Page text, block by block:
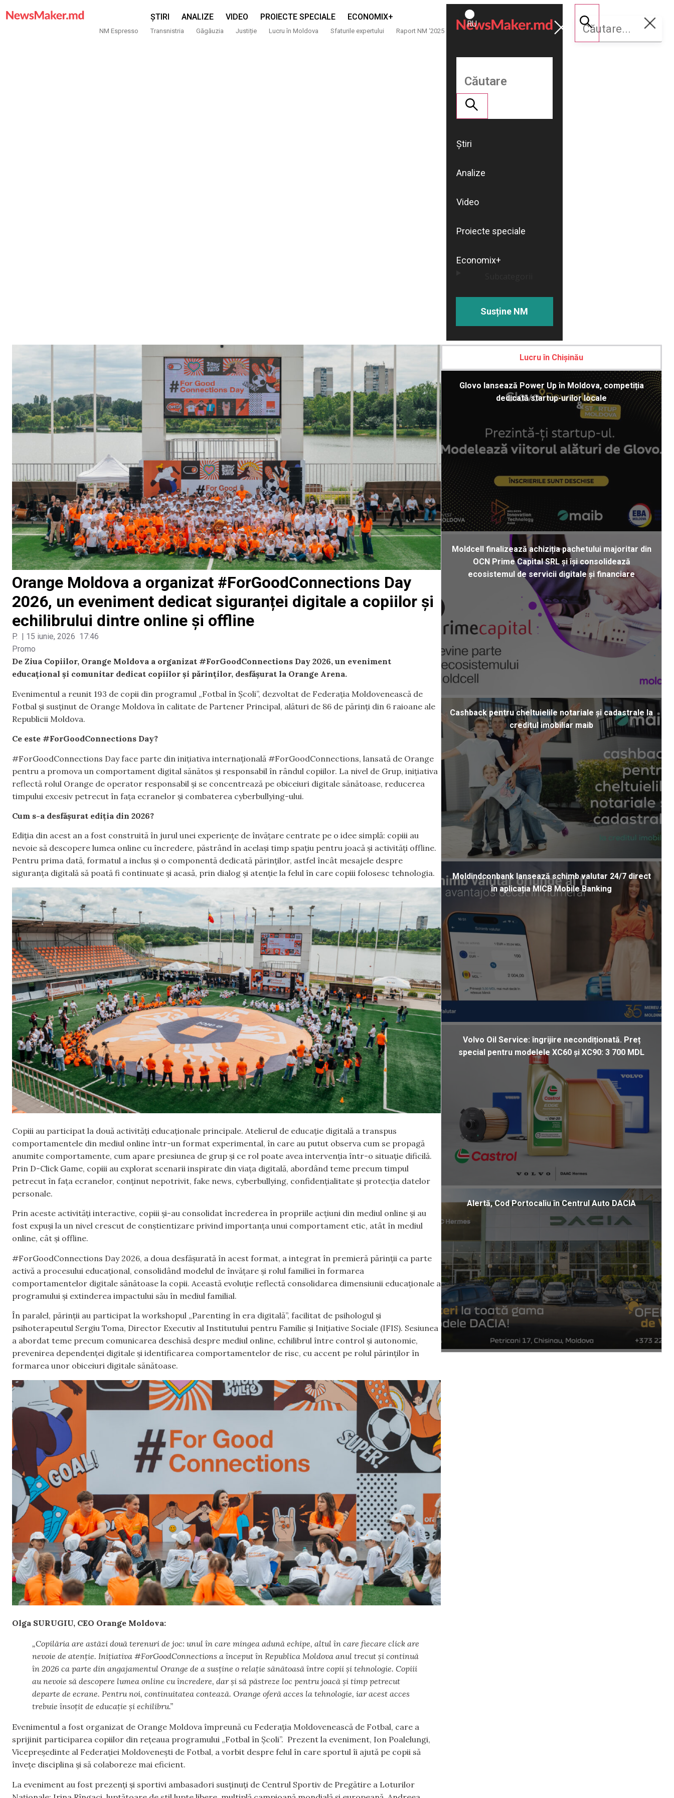
ȘTIRI ANALIZE VIDEO PROIECTE SPECIALE ECONOMIX+
NM Espresso Transnistria Găgăuzia Justiție Lucru în Moldova Sfaturile expertului Raport NM ‘2025
ROMÂNĂ
RU
Susține
NM
Știri
Analize
Video
Proiecte speciale
Economix+
Susține NM
Orange Moldova a organizat #ForGoodConnections Day
2026, un eveniment dedicat siguranței digitale a copiilor și
echilibrului dintre online și offline
P. 15 iunie, 2026 17:46
Promo
De Ziua Copiilor, Orange Moldova a organizat #ForGoodConnections Day 2026, un eveniment
educațional și comunitar dedicat copiilor și părinților, desfășurat la Orange Arena.
Evenimentul a reunit 193 de copii din programul „Fotbal în Școli”, dezvoltat de Federația Moldovenească de
Fotbal și susținut de Orange Moldova în calitate de Partener Principal, alături de 86 de părinți din 6 raioane ale
Republicii Moldova.
Ce este #ForGoodConnections Day?
#ForGoodConnections Day face parte din inițiativa internațională #ForGoodConnections, lansată de Orange
pentru a promova un comportament digital sănătos și responsabil în rândul copiilor. La nivel de Grup, inițiativa
reflectă rolul Orange de operator responsabil și se concentrează pe obiceiuri digitale sănătoase, reducerea
timpului excesiv petrecut în fața ecranelor și combaterea cyberbullying-ului.
Cum s-a desfășurat ediția din 2026?
Ediția din acest an a fost construită în jurul unei experiențe de învățare centrate pe o idee simplă: copiii au
nevoie să descopere lumea online cu încredere, păstrând în același timp spațiu pentru joacă și activități offline.
Pentru prima dată, formatul a inclus și o componentă dedicată părinților, astfel încât mesajele despre
siguranța digitală să poată fi continuate și acasă, prin dialog și atenție la felul în care copiii folosesc tehnologia.
Copiii au participat la două activități educaționale principale. Atelierul de educație digitală a transpus
comportamentele din mediul online într-un format experimental, în care au putut observa cum se propagă
anumite comportamente, cum apare presiunea de grup și ce rol poate avea intervenția într-o situație dificilă.
Prin D-Click Game, copiii au explorat scenarii inspirate din viața digitală, abordând teme precum timpul
petrecut în fața ecranelor, conținut nepotrivit, fake news, cyberbullying, confidențialitate și protecția datelor
personale.
Prin aceste activități interactive, copiii și-au consolidat încrederea în propriile acțiuni din mediul online și au
fost expuși la un nivel crescut de conștientizare privind importanța unui comportament etic, atât în mediul
online, cât și offline.
#ForGoodConnections Day 2026, a doua desfășurată în acest format, a integrat în premieră părinții ca parte
activă a procesului educațional, consolidând modelul de învățare și rolul familiei în formarea
comportamentelor digitale sănătoase la copii. Această evoluție reflectă consolidarea dimensiunii educaționale a
programului și extinderea impactului său în mediul familial.
În paralel, părinții au participat la workshopul „Parenting în era digitală”, facilitat de psihologul și
psihoterapeutul Sergiu Toma, Director Executiv al Institutului pentru Familie și Inițiative Sociale (IFIS). Sesiunea
a abordat teme precum comunicarea deschisă despre mediul online, echilibrul între control și autonomie,
prevenirea dependenței digitale și identificarea comportamentelor de risc, cu accent pe rolul părinților în
formarea unor obiceiuri digitale sănătoase.
Olga SURUGIU, CEO Orange Moldova:
„Copilăria are astăzi două terenuri de joc: unul în care mingea adună echipe, altul în care fiecare click are
nevoie de atenție. Inițiativa #ForGoodConnections a început în Republica Moldova anul trecut și continuă
în 2026 ca parte din angajamentul Orange de a susține o relație sănătoasă între copii și tehnologie. Copiii
au nevoie să descopere lumea online cu încredere, dar și să păstreze loc pentru joacă și timp petrecut
departe de ecrane. Pentru noi, continuitatea contează. Orange oferă acces la tehnologie, iar acest acces
trebuie însoțit de educație și echilibru.”
Evenimentul a fost organizat de Orange Moldova împreună cu Federația Moldovenească de Fotbal, care a
sprijinit participarea copiilor din rețeaua programului „Fotbal în Școli”. Prezent la eveniment, Ion Poalelungi,
Vicepreședinte al Federației Moldovenești de Fotbal, a vorbit despre felul în care sportul îi ajută pe copii să
învețe disciplina și să colaboreze mai eficient.
La eveniment au fost prezenți și sportivi ambasadori susținuți de Centrul Sportiv de Pregătire a Loturilor
Lucru în Chișinău
Glovo lansează Power Up în Moldova, competiția
dedicată startup-urilor locale
Moldcell finalizează achiziția pachetului majoritar din
OCN Prime Capital SRL și își consolidează
ecosistemul de servicii digitale și financiare
Cashback pentru cheltuielile notariale și cadastrale la
creditul imobiliar maib
Moldindconbank lansează schimb valutar 24/7 direct
în aplicația MICB Mobile Banking
Volvo Oil Service: îngrijire necondiționată. Preț
special pentru modelele XC60 și XC90: 3 700 MDL
Alertă, Cod Portocaliu în Centrul Auto DACIA